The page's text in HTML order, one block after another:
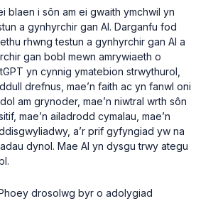
blaen i sôn am ei gwaith ymchwil yn
a gynhyrchir gan AI. Darganfu fod
rhwng testun a gynhyrchir gan AI a
gan bobl mewn amrywiaeth o
yn cynnig ymatebion strwythurol,
drefnus, mae’n faith ac yn fanwl oni
am grynoder, mae’n niwtral wrth sôn
mae’n ailadrodd cymalau, mae’n
a’r prif gyfyngiad yw na
dynol. Mae AI yn dysgu trwy ategu
drosolwg byr o adolygiad